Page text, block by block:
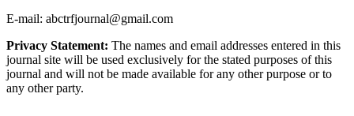
E-mail: abctrfjournal@gmail.com
Privacy Statement: The names and email addresses entered in this
journal site will be used exclusively for the stated purposes of this
journal and will not be made available for any other purpose or to
any other party.